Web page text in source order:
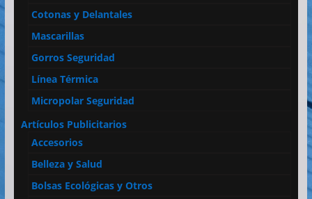
Cotonas y Delantales
Mascarillas
Gorros Seguridad
Línea Térmica
Micropolar Seguridad
Artículos Publicitarios
Accesorios
Belleza y Salud
Bolsas Ecológicas y Otros